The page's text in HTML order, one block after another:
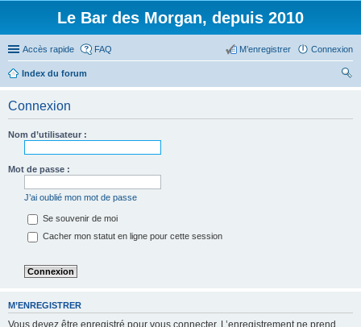
Le Bar des Morgan, depuis 2010
Accès rapide FAQ Connexion
M’enregistrer
Index du forum
Connexion
Nom d’utilisateur :
Mot de passe :
J’ai oublié mon mot de passe
Se souvenir de moi
Cacher mon statut en ligne pour cette session
M’ENREGISTRER
Vous devez être enregistré pour vous connecter. L’enregistrement ne prend